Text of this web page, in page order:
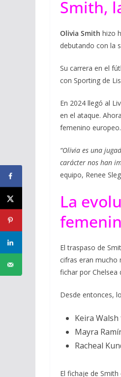
Smith,
Olivia Smith hizo
debutando con la
Su carrera en el
con Sporting de
En 2024 llegó al
en el ataque.
femenino europeo.
“Olivia es una
carácter nos han
equipo, Renee
La
El traspaso de
cifras eran mucho
fichar por Chelsea
Desde entonces,
Keira
Mayra
Racheal
El fichaje de